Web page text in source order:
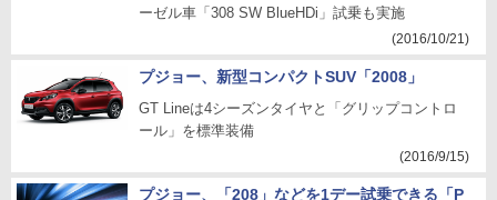
ーゼル車「308 SW BlueHDi」試乗も実施
(2016/10/21)
プジョー、新型コンパクトSUV「2008」
GT Lineは4シーズンタイヤと「グリップコントロ
ール」を標準装備
(2016/9/15)
プジョー、「208」などを1デー試乗できる「P